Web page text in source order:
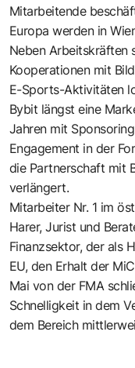
Mitarbeitende
Europa werden in
Neben Arbeitskräften
Kooperationen mit
E-Sports-Aktivitäten
Bybit längst eine
Jahren mit
Engagement in der
die Partnerschaft mit
verlängert.
Mitarbeiter Nr. 1 im
Harer, Jurist und
Finanzsektor, der als
EU, den Erhalt der
Mai von der FMA
Schnelligkeit in dem
dem Bereich